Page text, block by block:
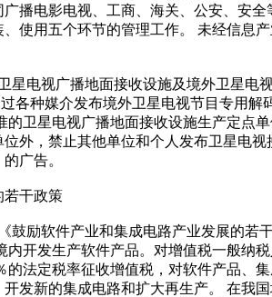
播电影电视、工商、海关、公安、安
使用五个环节的管理工作。 未经信息
星电视广播地面接收设施及境外卫星电
各种媒介发布境外卫星电视节目专用
的卫星电视广播地面接收设施生产定点
外，禁止其他单位和个人发布卫星电
广告。
若干政策
鼓励软件产业和集成电路产业发展的
开发生产软件产品。对增值税一般纳
的法定税率征收增值税，对软件产品、
发新的集成电路和扩大再生产。 在我